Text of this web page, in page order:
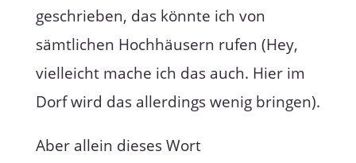
geschrieben, das könnte ich von
sämtlichen Hochhäusern rufen (Hey,
vielleicht mache ich das auch. Hier im
Dorf wird das allerdings wenig bringen).
Aber allein dieses Wort